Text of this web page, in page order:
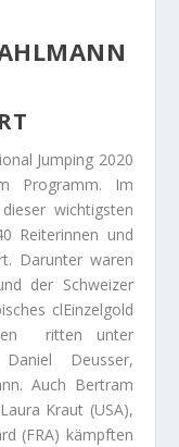
Jumping 2020
Programm. Im
wichtigsten
Reiterinnen und
Darunter waren
der Schweizer
clEinzelgold
ritten unter
Deusser,
Auch Bertram
Kraut (USA),
(FRA) kämpften